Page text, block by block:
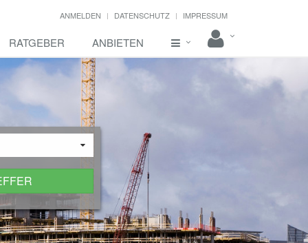
ANMELDEN DATENSCHUTZ IMPRESSUM
RATGEBER ANBIETEN